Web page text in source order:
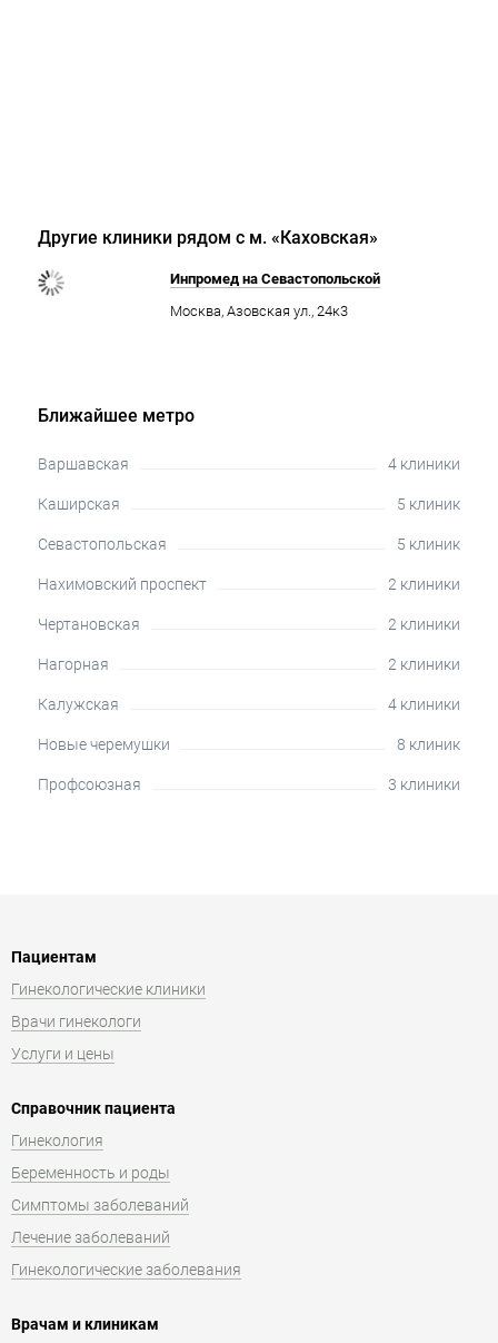
Другие клиники рядом с м. «Каховская»
Инпромед на Севастопольской
Москва, Азовская ул., 24к3
Ближайшее метро
Варшавская 4 клиники
Каширская 5 клиник
Севастопольская 5 клиник
Нахимовский проспект 2 клиники
Чертановская 2 клиники
Нагорная 2 клиники
Калужская 4 клиники
Новые черемушки 8 клиник
Профсоюзная 3 клиники
Пациентам
Гинекологические клиники
Врачи гинекологи
Услуги и цены
Справочник пациента
Гинекология
Беременность и роды
Симптомы заболеваний
Лечение заболеваний
Гинекологические заболевания
Врачам и клиникам